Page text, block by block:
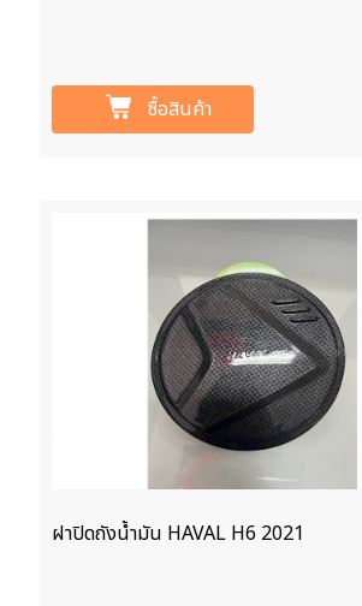
ซื้อสินค้า
ฝาปิดถังน้ำมัน HAVAL H6 2021